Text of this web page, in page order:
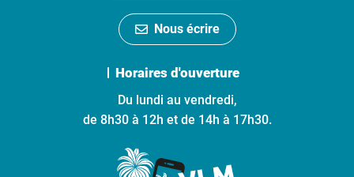
Nous écrire
Horaires d'ouverture
Du lundi au vendredi,
de 8h30 à 12h et de 14h à 17h30.